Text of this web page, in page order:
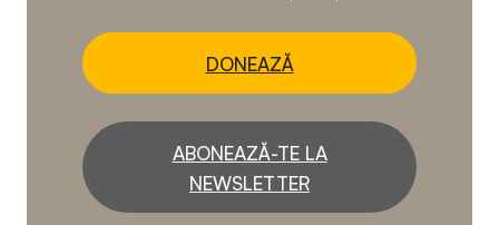
DONEAZĂ
ABONEAZĂ-TE LA
NEWSLETTER